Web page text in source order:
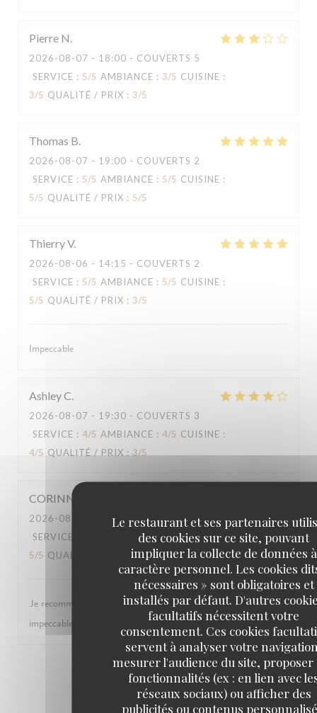
Le restaurant et ses partenaires
des cookies sur ce site, pouvant
impliquer la collecte de données à
caractère personnel. Les cookies
nécessaires » sont obligatoires et
installés par défaut. D'autres
facultatifs nécessitent votre
consentement. Ces cookies
servent à analyser votre
mesurer l'audience du site, proposer
fonctionnalités (ex : en lien avec
réseaux sociaux) ou afficher des
publicités ou contenus
Pierre N
2026-08-07 - 18:00 - COUVERTS 5
SERVICE : 5/5 AMBIANCE : 3/5 CUISINE :
3/5 QUALITÉ / PRIX : 3/5
Thomas B
2026-08-07 - 19:00 - COUVERTS 2
SERVICE : 5/5 AMBIANCE : 5/5 CUISINE :
5/5 QUALITÉ / PRIX : 5/5
ThierryV
2026-08-06 - 14:15 - COUVERTS 2
SERVICE : 5/5 AMBIANCE : 5/5 CUISINE :
5/5 QUALITÉ / PRIX : 3/5
Impeccable
AshleyC
2026-08-07 - 19:30 - COUVERTS 3
SERVICE : 4/5 AMBIANCE : 4/5 CUISINE :
4/5 QUALITÉ / PRIX: 3/5
CORINNE
2026-08-07
- 20:00 - COUVERTS 2
SERVICE
AMBIANCE: 5/5 CUISINE:
5/5 QUALITÉ / PRIX 5/5
Je recommande. Restaurant chargé pour d'histoire. Service
impeccable et c'est bon.
1 2 3